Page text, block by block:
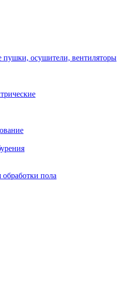
пушки, осушители, вентиляторы
пола